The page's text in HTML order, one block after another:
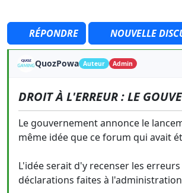
RÉPONDRE NOUVELLE
QuozPowa Auteur Admin
DROIT À L'ERREUR : LE
Le gouvernement annonce le
même idée que ce forum qui avait
L'idée serait d'y recenser les
déclarations faites à